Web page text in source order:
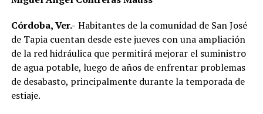
con los principios del movimiento que lidera el país,
Morena se perfila para refrendar su liderazgo en uno de
los municipios más importantes del estado,
consolidando así su dominio en las urnas rumbo a la
jornada electoral de junio.
RELATED TOPICS:
Córdoba, Ver.- Habitantes de la comunidad de San José
de Tapia cuentan desde este jueves con una ampliación
de la red hidráulica que permitirá mejorar el suministro
de agua potable, luego de años de enfrentar problemas
de desabasto, principalmente durante la temporada de
estiaje.